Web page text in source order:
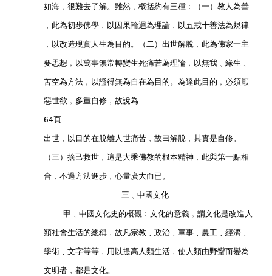
        如海﹐很難去了解。雖然﹐概括約有三種﹕（一）教人為善
        ﹐此為初步佛學﹐以因果輪迴為理論﹐以五戒十善法為規律
        ﹐以改造現實人生為目的。（二）出世解脫﹐此為佛家一主
        要思想﹐以萬事無常轉變生死痛苦為理論﹐以無我﹑緣生﹑
        苦空為方法﹐以證得無為自在為目的。為達此目的﹐必須厭
        惡世欲﹐多重自修﹐故說為
        64頁
        出世﹐以目的在脫離人世痛苦﹐故曰解脫﹐其實是自修。
        （三）捨己救世﹐這是大乘佛教的根本精神﹐此與第一點相
        合﹐不過方法進步﹐心量廣大而已。
                        三﹑中國文化
            甲﹑中國文化史的概觀﹕文化的意義﹐謂文化是改進人
        類社會生活的總稱﹐故凡宗教﹑政治﹑軍事﹑農工﹑經濟﹑
        學術﹑文字等等﹐用以提高人類生活﹐使人類由野蠻而變為
        文明者﹐都是文化。